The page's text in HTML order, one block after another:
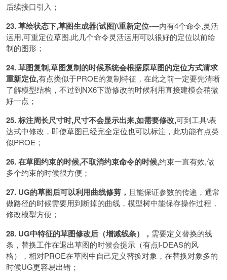
后续接口引入；
23. 草绘状态下,草图生成器(试图)\重新定位-—内有4个命令,灵活
运用,可重定位草图,此几个命令灵活运用可以很好的定位以前绘
制的图形；
24. 草图复制,草图复制的时候系统会根据原草图的定位方式请求
重新定位,有点类似于PROE的复制特征，在此之前一定要先清晰
了解模型结构，不过到NX6下游修改的时候利用直接建模会稍微
好一点；
25. 标注周长尺寸时,尺寸不会显示出来,如需要修改,可到工具\表
达式中修改，即使草图已经完全定位也可以标注，此功能有点类
似PROE；
26. 在草图约束的时候,不取消约束命令的时候,约束一直有效,做
多个约束的时候很方便；
27. UG的草图后可以利用曲线修剪， 且能保证参数的传递，通常
做路径的时候需要用到断掉的曲线，模型树中能保存操作过程，
修改模型方便；
28. UG中特征的草图修改后（增减线条）， 需要定义替换的线
条，替换工作在退出草图的时候会提示（有点I-DEAS的风
格），相对PROE在草图中自己定义替换对象，在替换对象多的
时候UG更容易出错；